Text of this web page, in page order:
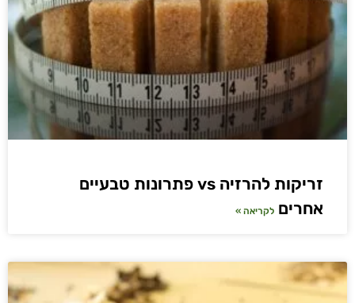
זריקות להרזיה vs פתרונות טבעיים
אחרים לקריאה »